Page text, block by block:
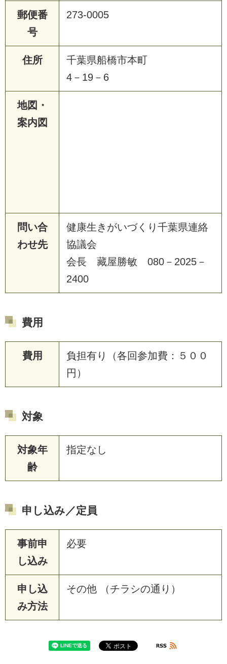
郵便番
号
273-0005
住所
千葉県船橋市本町
4－19－6
地図・
案内図
問い合
わせ先
健康生きがいづくり千葉県連絡
協議会
会長 藏屋勝敏 080－2025－
2400
費用
費用
負担有り（各回参加費：５００
円）
対象
対象年
齢
指定なし
申し込み／定員
事前申
し込み
必要
申し込
み方法
その他 （チラシの通り）